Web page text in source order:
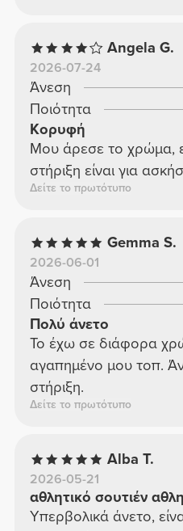
Angela G.
2026-07-24
Άνεση
Ποιότητα
Κορυφή
Μου άρεσε το χρώμα,
στήριξη είναι για
Δείτε το πρωτότυπο
Gemma S.
2026-06-01
Άνεση
Ποιότητα
Πολύ άνετο
Το έχω σε διάφορα
αγαπημένο μου τοπ.
στήριξη.
Δείτε το πρωτότυπο
Alba T.
2026-05-21
αθλητικό σουτιέν
Υπερβολικά άνετο,